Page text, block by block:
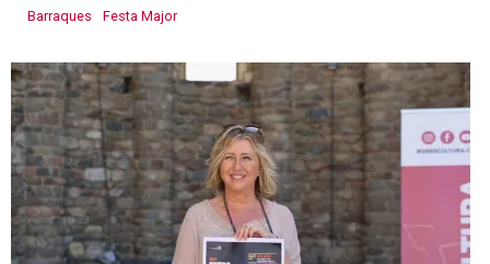
Barraques Festa Major